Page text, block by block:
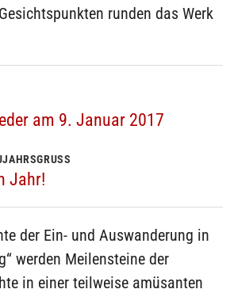
runden das Werk
am 9. Januar 2017
Jahr!
der Ein- und Auswanderung in
werden Meilensteine der
in einer teilweise amüsanten